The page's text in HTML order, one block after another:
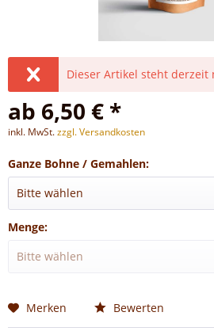
Dieser Artikel steht derzeit
ab 6,50 € *
inkl. MwSt.zzgl. Versandkosten
Ganze Bohne / Gemahlen:
Menge:
Merken Bewerten